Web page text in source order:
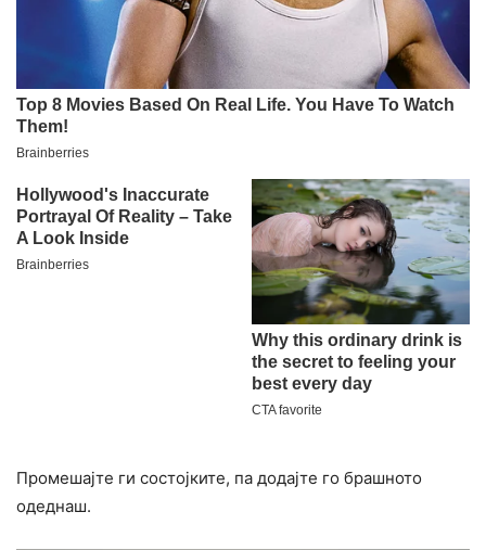
Промешајте ги состојките, па додајте го брашното
одеднаш.